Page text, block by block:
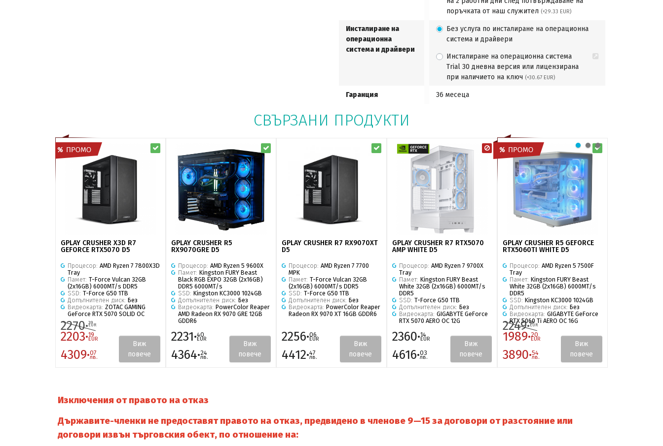
поръчката от наш служител (+29.33 EUR)
Инсталиране на
операционна
система и драйвери
Без услуга по инсталиране на операционна
система и драйвери
Инсталиране на операционна система
Trial 30 дневна версия или лицензирана
при наличието на ключ (+30.67 EUR)
Гаранция 36 месеца
СВЪРЗАНИ ПРОДУКТИ
GPLAY CRUSHER X3D R7
GEFORCE RTX5070 D5
Процесор: AMD Ryzen 7 7800X3D
Tray
Памет: T-Force Vulcan 32GB
(2x16GB) 6000MT/s DDR5
SSD: T-Force G50 1TB
Допълнителен диск: Без
Видеокарта: ZOTAC GAMING
GeForce RTX 5070 SOLID OC
2270·39
EUR
2203·19
EUR
4309·07
лв.
Виж
повече
GPLAY CRUSHER R5
RX9070GRE D5
Процесор: AMD Ryzen 5 9600X
Памет: Kingston FURY Beast
Black RGB EXPO 32GB (2x16GB)
DDR5 6000MT/s
SSD: Kingston KC3000 1024GB
Допълнителен диск: Без
Видеокарта: PowerColor Reaper
AMD Radeon RX 9070 GRE 12GB
GDDR6
2231·40
EUR
4364·24
лв.
Виж
повече
GPLAY CRUSHER R7 RX9070XT
D5
Процесор: AMD Ryzen 7 7700
MPK
Памет: T-Force Vulcan 32GB
(2x16GB) 6000MT/s DDR5
SSD: T-Force G50 1TB
Допълнителен диск: Без
Видеокарта: PowerColor Reaper
Radeon RX 9070 XT 16GB GDDR6
2256·06
EUR
4412·47
лв.
Виж
повече
GPLAY CRUSHER R7 RTX5070
AMP WHITE D5
Процесор: AMD Ryzen 7 9700X
Tray
Памет: Kingston FURY Beast
White 32GB (2x16GB) 6000MT/s
DDR5
SSD: T-Force G50 1TB
Допълнителен диск: Без
Видеокарта: GIGABYTE GeForce
RTX 5070 AERO OC 12G
2360·14
EUR
4616·03
лв.
Виж
повече
GPLAY CRUSHER R5 GEFORCE
RTX5060TI WHITE D5
Процесор: AMD Ryzen 5 7500F
Tray
Памет: Kingston FURY Beast
White 32GB (2x16GB) 6000MT/s
DDR5
SSD: Kingston KC3000 1024GB
Допълнителен диск: Без
Видеокарта: GIGABYTE GeForce
RTX 5060 Ti AERO OC 16G
2249·60
EUR
1989·20
EUR
3890·54
лв.
Виж
повече
Изключения от правото на отказ
Държавите-членки не предоставят правото на отказ, предвидено в членове 9—15 за договори от разстояние или
договори извън търговския обект, по отношение на: